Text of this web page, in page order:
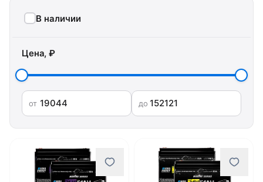
В наличии
Цена, ₽
от до